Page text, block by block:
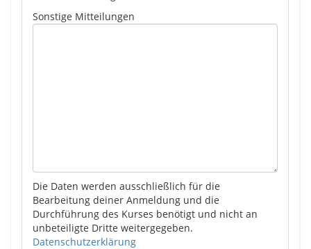
Sonstige Mitteilungen
Die Daten werden ausschließlich für die
Bearbeitung deiner Anmeldung und die
Durchführung des Kurses benötigt und nicht an
unbeteiligte Dritte weitergegeben.
Datenschutzerklärung